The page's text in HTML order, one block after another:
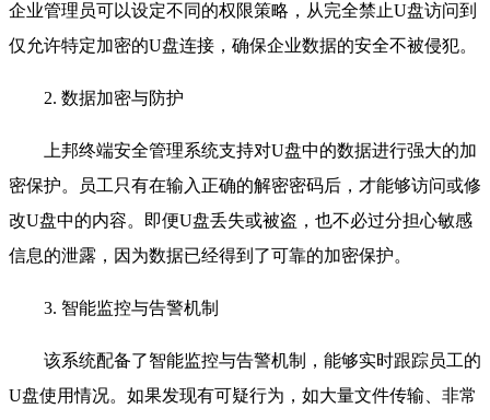
企业管理员可以设定不同的权限策略，从完全禁止U盘访问到
仅允许特定加密的U盘连接，确保企业数据的安全不被侵犯。
2. 数据加密与防护
上邦终端安全管理系统支持对U盘中的数据进行强大的加
密保护。员工只有在输入正确的解密密码后，才能够访问或修
改U盘中的内容。即便U盘丢失或被盗，也不必过分担心敏感
信息的泄露，因为数据已经得到了可靠的加密保护。
3. 智能监控与告警机制
该系统配备了智能监控与告警机制，能够实时跟踪员工的
U盘使用情况。如果发现有可疑行为，如大量文件传输、非常